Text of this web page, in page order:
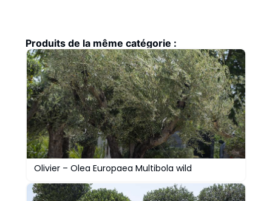
Produits de la même catégorie :
Olivier – Olea Europaea Multibola wild